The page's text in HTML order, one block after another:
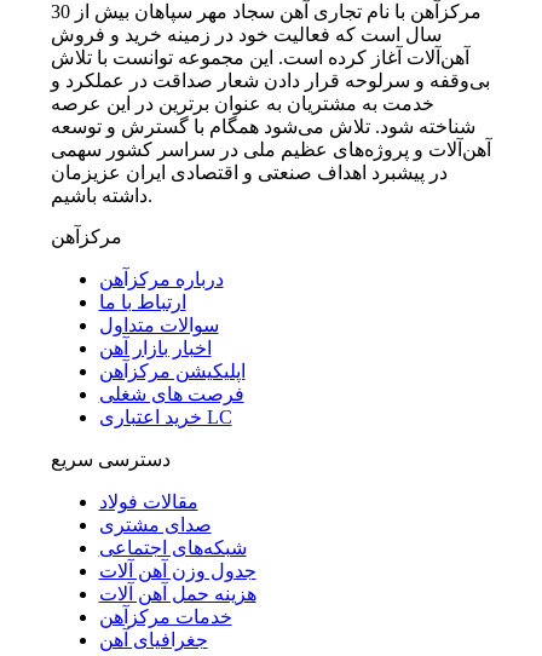
مرکزآهن با نام تجاری آهن سجاد مهر سپاهان بیش از 30
سال است که فعالیت خود در زمینه خرید و فروش
آهن‌آلات آغاز کرده است. این مجموعه توانست با تلاش
بی‌وقفه و سرلوحه قرار دادن شعار صداقت در عملکرد و
خدمت به مشتریان به عنوان برترین در این عرصه
شناخته شود. تلاش می‌شود همگام با گسترش و توسعه
آهن‌آلات و پروژه‌های عظیم ملی در سراسر کشور سهمی
در پیشبرد اهداف صنعتی و اقتصادی ایران عزیزمان
داشته باشیم.
مرکزآهن
درباره مرکزآهن
ارتباط با ما
سوالات متداول
اخبار بازار آهن
اپلیکیشن مرکزآهن
فرصت های شغلی
خرید اعتباری LC
دسترسی سریع
مقالات فولاد
صدای مشتری
شبکه‌های اجتماعی
جدول وزن آهن آلات
هزینه حمل آهن آلات
خدمات مرکزآهن
جغرافیای آهن